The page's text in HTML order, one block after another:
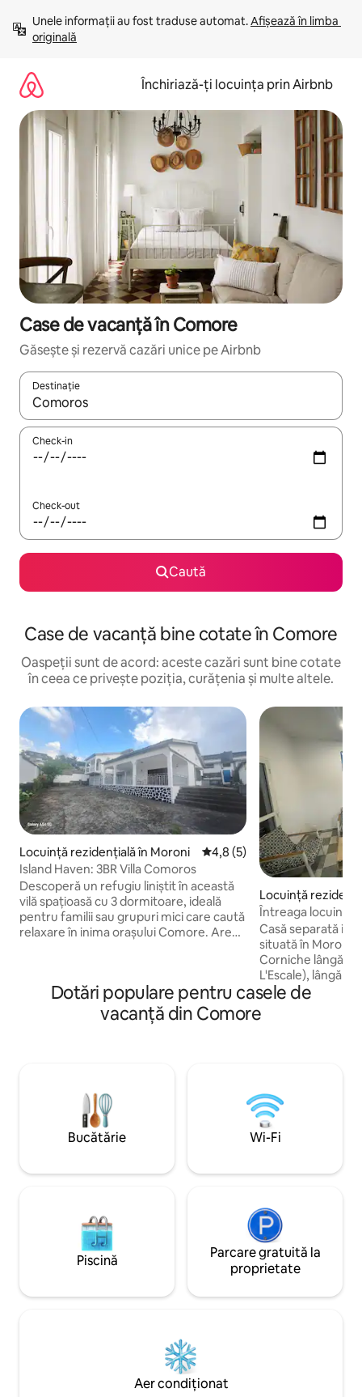
mergi
conținut
Unele informații au fost traduse automat. Afișează în limba
originală
Închiriază-ți locuința prin Airbnb
Case de vacanță în Comore
Găsește și rezervă cazări unice pe Airbnb
Destinație
Când se încarcă rezultatele, navighează folosind tastele
Check-in
Check-out
Caută
Case de vacanță bine cotate în Comore
Oaspeții sunt de acord: aceste cazări sunt bine cotate
în ceea ce privește poziția, curățenia și multe altele.
Locuință rezidențială în Moroni Scor mediu de 4,8 din 5, 5
4,8 (5)
Island Haven: 3BR Villa Comoros
Descoperă un refugiu liniștit în această
vilă spațioasă cu 3 dormitoare, ideală
pentru familii sau grupuri mici care caută
relaxare în inima orașului Comore. Are
masa. Fiecare cameră este mobilată cu
grijă pentru confort, asigurând nopți
Locuință
iÎntreaga locuință
Casă separată
situată în Moroni
Corniche lângă
L'Escale), lângă
medicală și vizavi
bungalou pentru
fum pentru siguranță Locație
aproape de
Dotări populare pentru casele de
vacanță din Comore
Bucătărie Wi-Fi
Piscină
Parcare gratuită la
proprietate
Aer condiționat